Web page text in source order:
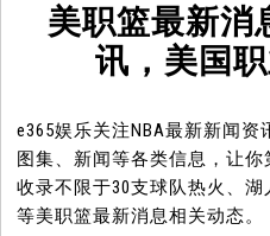
美职篮最新消
讯，美国
e365娱乐关注NBA最新新闻资
图集、新闻等各类信息，让你
收录不限于30支球队热火、
等美职篮最新消息相关动态。